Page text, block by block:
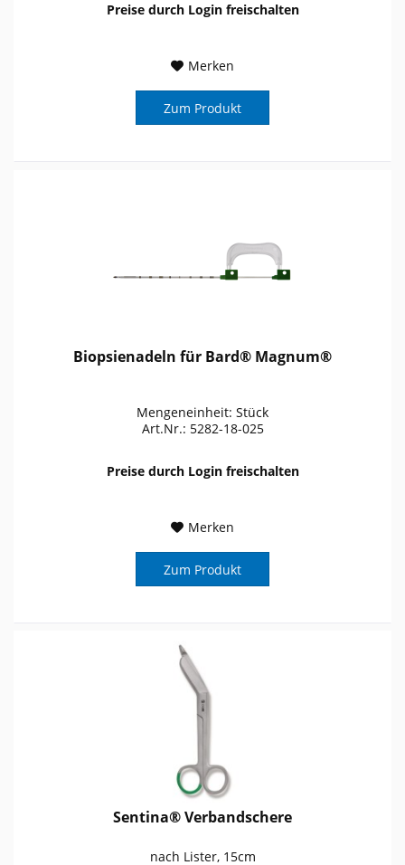
Preise durch Login freischalten
Merken
Zum Produkt
Biopsienadeln für Bard® Magnum®
Mengeneinheit: Stück
Art.Nr.: 5282-18-025
Preise durch Login freischalten
Merken
Zum Produkt
Sentina® Verbandschere
nach Lister, 15cm